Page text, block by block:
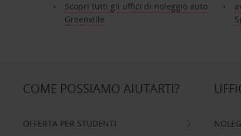
Scopri tutti gli uffici di noleggio auto
Greenville
COME POSSIAMO AIUTARTI?
OFFERTA PER STUDENTI